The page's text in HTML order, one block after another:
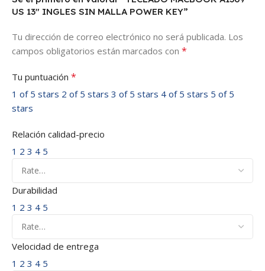
US 13″ INGLES SIN MALLA POWER KEY”
Tu dirección de correo electrónico no será publicada. Los
campos obligatorios están marcados con *
Tu puntuación *
1 of 5 stars 2 of 5 stars 3 of 5 stars 4 of 5 stars 5 of 5
stars
Relación calidad-precio
1 2 3 4 5
Durabilidad
1 2 3 4 5
Velocidad de entrega
1 2 3 4 5